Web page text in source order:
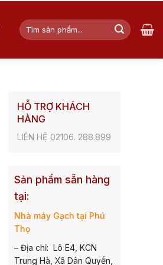
Tìm
kiếm:
HỖ TRỢ KHÁCH
HÀNG
LIÊN HỆ 02106. 288.899
Sản phẩm sẵn hàng
tại:
Nhà máy Gạch tại Phú
Thọ
– Địa chỉ: Lô E4, KCN
Trung Hà, Xã Dân Quyền,